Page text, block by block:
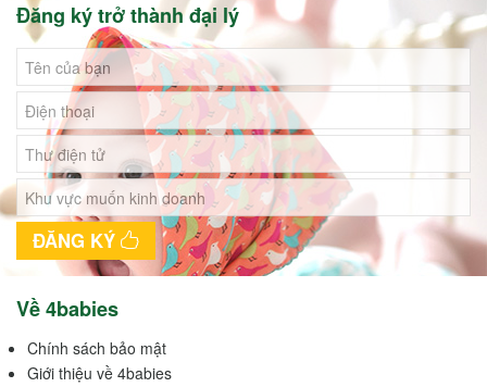
Đăng ký trở thành đại lý
ĐĂNG KÝ
Về 4babies
Chính sách bảo mật
Giới thiệu về 4babies